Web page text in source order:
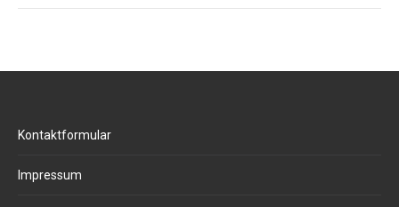
Kontaktformular
Impressum